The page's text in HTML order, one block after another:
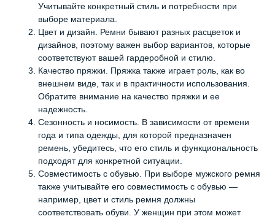
Учитывайте конкретный стиль и потребности при
выборе материала.
Цвет и дизайн. Ремни бывают разных расцветок и
дизайнов, поэтому важен выбор вариантов, которые
соответствуют вашей гардеробной и стилю.
Качество пряжки. Пряжка также играет роль, как во
внешнем виде, так и в практичности использования.
Обратите внимание на качество пряжки и ее
надежность.
Сезонность и носимость. В зависимости от времени
года и типа одежды, для которой предназначен
ремень, убедитесь, что его стиль и функциональность
подходят для конкретной ситуации.
Совместимость с обувью. При выборе мужского ремня
также учитывайте его совместимость с обувью —
например, цвет и стиль ремня должны
соответствовать обуви. У женщин при этом может